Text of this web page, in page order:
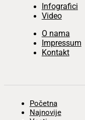
Infografici
Video
O nama
Impressum
Kontakt
Početna
Najnovije